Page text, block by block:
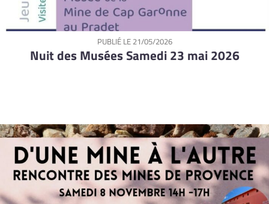
PUBLIÉ LE 21/05/2026
Nuit des Musées Samedi 23 mai 2026